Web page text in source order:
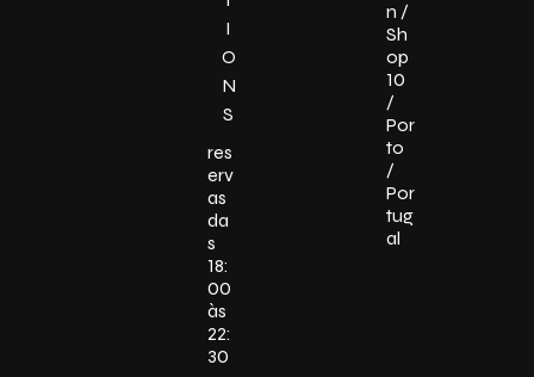
I
O
N
S
res
erv
as
da
s
18:
00
às
22:
30
n /
Sh
op
10
/
Por
to
/
Por
tug
al